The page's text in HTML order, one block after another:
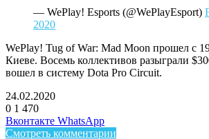
— WePlay! Esports (@WePlayEsport)
2020
WePlay! Tug of War: Mad Moon прошел с
Киеве. Восемь коллективов разыграли
вошел в систему Dota Pro Circuit.
24.02.2020
0 1 470
Facebook
Twitter
LinkedIn
Вконтакте WhatsAppTelegram
Смотреть комментарии